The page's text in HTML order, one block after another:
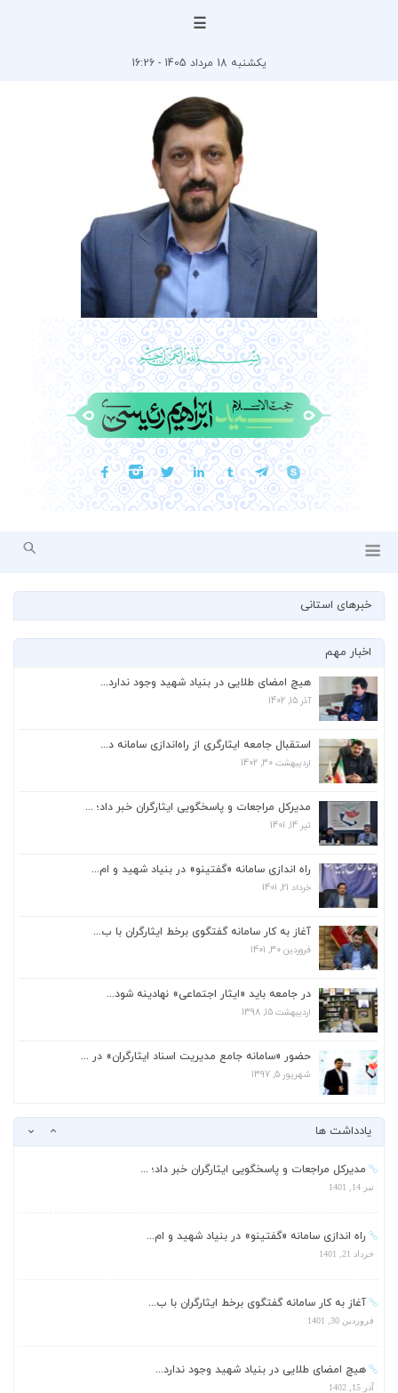
☰
یکشنبه 18 مرداد 1405 - 16:26
خبرهای استانی
اخبار مهم
هیچ امضای طلایی در بنیاد شهید وجود ندارد...
آذر 15, 1402
استقبال جامعه ایثارگری از راه‌اندازی سامانه د...
اردیبهشت 30, 1402
مدیرکل مراجعات و پاسخگویی ایثارگران خبر داد؛ ...
تیر 14, 1401
راه اندازی سامانه «گفتینو» در بنیاد شهید و ام...
خرداد 21, 1401
آغاز به کار سامانه گفتگوی برخط ایثارگران با ب...
فروردین 30, 1401
در جامعه باید «ایثار اجتماعی» نهادینه شود...
اردیبهشت 15, 1398
حضور «سامانه جامع مدیریت اسناد ایثارگران» در ...
شهریور 5, 1397
یادداشت ها
استقبال جامعه ایثارگری از راه‌اندازی سامانه د...
اردیبهشت 30, 1402
مدیرکل مراجعات و پاسخگویی ایثارگران خبر داد؛ ...
راه اندازی سامانه «گفتینو» در بنیاد شهید و ام...
آغاز به کار سامانه گفتگوی برخط ایثارگران با ب...
فروردین 30, 1401
هیچ امضای طلایی در بنیاد شهید وجود ندارد...
آذر 15, 1402
اردیبهشت 30, 1402
مدیرکل مراجعات و پاسخگویی ایثارگران خبر داد؛ ...
تیر 14, 1401
راه اندازی سامانه «گفتینو» در بنیاد شهید و ام...
خرداد 21, 1401
آغاز به کار سامانه گفتگوی برخط ایثارگران با ب...
فروردین 30, 1401
هیچ امضای طلایی در بنیاد شهید وجود ندارد...
آذر 15, 1402